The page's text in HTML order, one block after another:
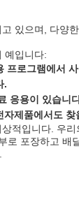
있으며, 다양
예입니다:
프로그램에서
.
응용이 있습니
제품에서도 찾
적입니다. 우
로 포장하고 배